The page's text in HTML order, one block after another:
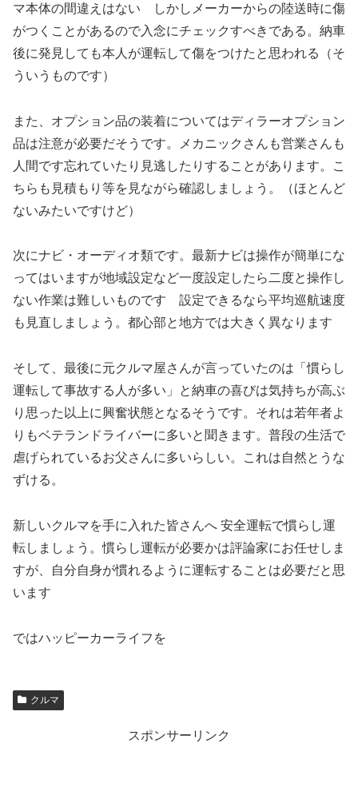
マ本体の間違えはない しかしメーカーからの陸送時に傷
がつくことがあるので入念にチェックすべきである。納車
後に発見しても本人が運転して傷をつけたと思われる（そ
ういうものです）
また、オプション品の装着についてはディラーオプション
品は注意が必要だそうです。メカニックさんも営業さんも
人間です忘れていたり見逃したりすることがあります。こ
ちらも見積もり等を見ながら確認しましょう。（ほとんど
ないみたいですけど）
次にナビ・オーディオ類です。最新ナビは操作が簡単にな
ってはいますが地域設定など一度設定したら二度と操作し
ない作業は難しいものです 設定できるなら平均巡航速度
も見直しましょう。都心部と地方では大きく異なります
そして、最後に元クルマ屋さんが言っていたのは「慣らし
運転して事故する人が多い」と納車の喜びは気持ちが高ぶ
り思った以上に興奮状態となるそうです。それは若年者よ
りもベテランドライバーに多いと聞きます。普段の生活で
虐げられているお父さんに多いらしい。これは自然とうな
ずける。
新しいクルマを手に入れた皆さんへ 安全運転で慣らし運
転しましょう。慣らし運転が必要かは評論家にお任せしま
すが、自分自身が慣れるように運転することは必要だと思
います
ではハッピーカーライフを
クルマ
スポンサーリンク